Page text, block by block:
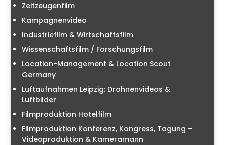
Zeitzeugenfilm
Kampagnenvideo
Industriefilm & Wirtschaftsfilm
Wissenschaftsfilm / Forschungsfilm
Location-Management & Location Scout
Germany
Luftaufnahmen Leipzig: Drohnenvideos &
Luftbilder
Filmproduktion Hotelfilm
Filmproduktion Konferenz, Kongress, Tagung –
Videoproduktion & Kameramann